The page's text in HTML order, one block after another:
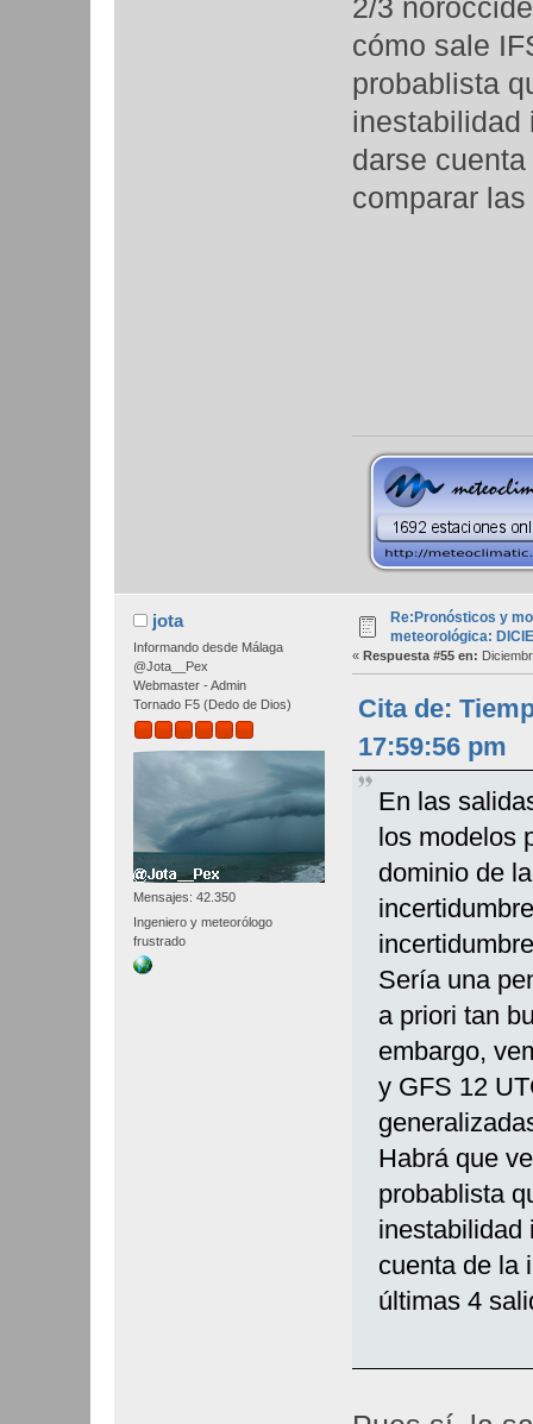
2/3
cómo sale
probablista
inestabilidad
darse
comparar
jota
Informando desde Málaga
@Jota__Pex
Webmaster - Admin
Tornado F5 (Dedo de Dios)
Mensajes: 42.350
Ingeniero y meteorólogo
frustrado
Re:Pronósticos y
meteorológica:
« Respuesta #55 en:
Cita de:
17:59:56 pm
En las
los modelos
dominio de
Sería una
a priori tan
embargo,
y GFS 12
Habrá que
probablista
inestabilidad
cuenta de la
últimas 4